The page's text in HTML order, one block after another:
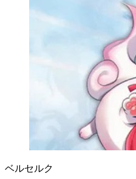
ベルセルク